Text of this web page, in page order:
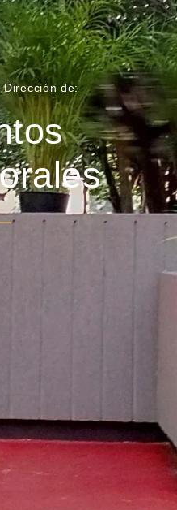
Dirección de: